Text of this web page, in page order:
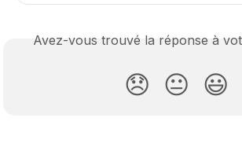
Avez-vous trouvé la réponse à
😞 😐 😃